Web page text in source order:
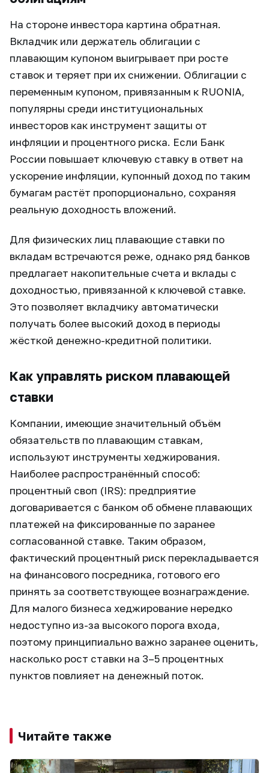
На стороне инвестора картина обратная.
Вкладчик или держатель облигации с
плавающим купоном выигрывает при росте
ставок и теряет при их снижении. Облигации с
переменным купоном, привязанным к RUONIA,
популярны среди институциональных
инвесторов как инструмент защиты от
инфляции и процентного риска. Если Банк
России повышает ключевую ставку в ответ на
ускорение инфляции, купонный доход по таким
бумагам растёт пропорционально, сохраняя
реальную доходность вложений.
Для физических лиц плавающие ставки по
вкладам встречаются реже, однако ряд банков
предлагает накопительные счета и вклады с
доходностью, привязанной к ключевой ставке.
Это позволяет вкладчику автоматически
получать более высокий доход в периоды
жёсткой денежно-кредитной политики.
Как управлять риском плавающей
ставки
Компании, имеющие значительный объём
обязательств по плавающим ставкам,
используют инструменты хеджирования.
Наиболее распространённый способ:
процентный своп (IRS): предприятие
договаривается с банком об обмене плавающих
платежей на фиксированные по заранее
согласованной ставке. Таким образом,
фактический процентный риск перекладывается
на финансового посредника, готового его
принять за соответствующее вознаграждение.
Для малого бизнеса хеджирование нередко
недоступно из-за высокого порога входа,
поэтому принципиально важно заранее оценить,
насколько рост ставки на 3–5 процентных
пунктов повлияет на денежный поток.
Читайте также